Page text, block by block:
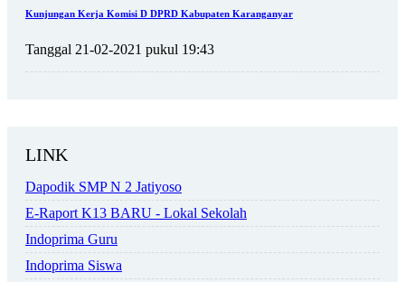
Kunjungan Kerja Komisi D DPRD Kabupaten Karanganyar
Tanggal 21-02-2021 pukul 19:43
LINK
Dapodik SMP N 2 Jatiyoso
E-Raport K13 BARU - Lokal Sekolah
Indoprima Guru
Indoprima Siswa